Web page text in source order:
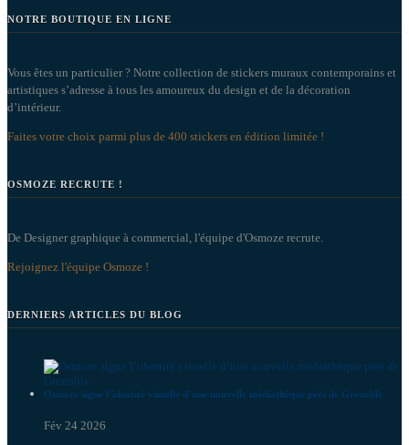
NOTRE BOUTIQUE EN LIGNE
Vous êtes un particulier ? Notre collection de stickers muraux contemporains et
artistiques s’adresse à tous les amoureux du design et de la décoration
d’intérieur.
Faites votre choix parmi plus de 400 stickers en édition limitée !
OSMOZE RECRUTE !
De Designer graphique à commercial, l'équipe d'Osmoze recrute.
Rejoignez l'équipe Osmoze !
DERNIERS ARTICLES DU BLOG
Osmoze signe l’identité visuelle d’une nouvelle médiathèque près de Grenoble
Fév 24 2026